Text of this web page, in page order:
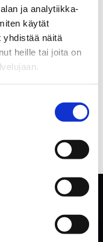
ja analytiikka-
käytät
yhdistää näitä
heille tai joita on